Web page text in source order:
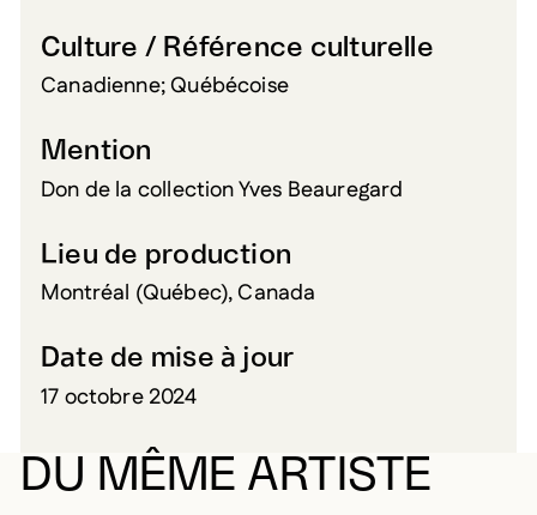
Culture / Référence culturelle
Canadienne; Québécoise
Mention
Don de la collection Yves Beauregard
Lieu de production
Montréal (Québec), Canada
Date de mise à jour
17 octobre 2024
DU MÊME ARTISTE